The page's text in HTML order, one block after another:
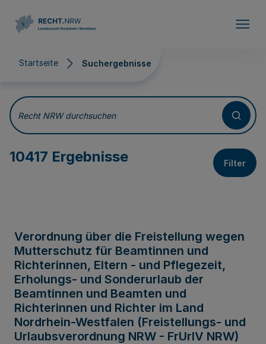
Startseite Suchergebnisse
Suchergebnisse
Recht NRW durchsuchen
10417 Ergebnisse Filter
Verordnung über die Freistellung wegen
Mutterschutz für Beamtinnen und
Richterinnen, Eltern - und Pflegezeit,
Erholungs- und Sonderurlaub der
Beamtinnen und Beamten und
Richterinnen und Richter im Land
Nordrhein-Westfalen (Freistellungs- und
Urlaubsverordnung NRW - FrUrlV NRW)